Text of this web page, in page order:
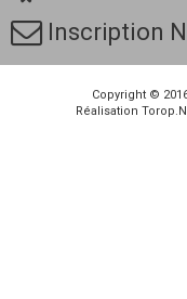
Inscription
Copyright ©
Réalisation